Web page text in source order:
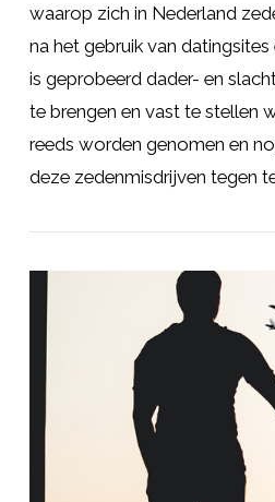
LEES
waarop zich in Nederland
na het gebruik van
is geprobeerd dader- en
te brengen en vast te stellen
reeds worden genomen en
deze zedenmisdrijven tegen